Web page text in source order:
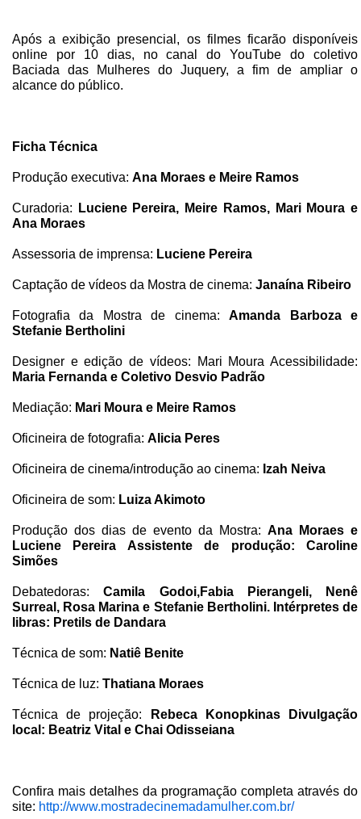
Após a exibição presencial, os filmes ficarão disponíveis
online por 10 dias, no canal do YouTube do coletivo
Baciada das Mulheres do Juquery, a fim de ampliar o
alcance do público.
Ficha Técnica
Produção executiva: Ana Moraes e Meire Ramos
Curadoria:
Luciene Pereira, Meire Ramos, Mari Moura e
Ana Moraes
Assessoria de imprensa: Luciene Pereira
Captação de vídeos da Mostra de cinema: Janaína Ribeiro
Fotografia da Mostra de cinema:Amanda Barboza e
Stefanie Bertholini
Designer e edição de vídeos: Mari Moura Acessibilidade:
Maria Fernanda e Coletivo Desvio Padrão
Mediação: Mari Moura e Meire Ramos
Oficineira de fotografia: Alicia Peres
Oficineira de cinema/introdução ao cinema: Izah Neiva
Oficineira de som: Luiza Akimoto
Produção dos dias de evento da Mostra: Ana Moraes e
Luciene Pereira Assistente de produção: Caroline
Simões
Debatedoras:Camila Godoi,Fabia Pierangeli, Nenê
Surreal, Rosa Marina e Stefanie Bertholini. Intérpretes de
libras: Pretils de Dandara
Técnica de som: Natiê Benite
Técnica de luz: Thatiana Moraes
Técnica de projeção:
Rebeca Konopkinas Divulgação
local: Beatriz Vital e Chai Odisseiana
Confira mais detalhes da programação completa através do
site: http://www.mostradecinemadamulher.com.br/